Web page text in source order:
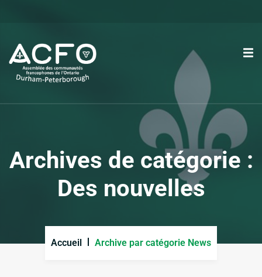
Archives de catégorie :
Des nouvelles
Accueil Archive par catégorie News